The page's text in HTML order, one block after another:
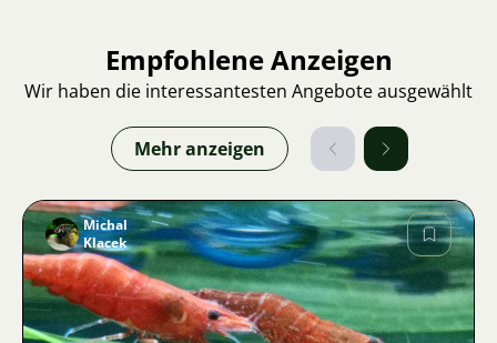
Empfohlene Anzeigen
Wir haben die interessantesten Angebote ausgewählt
Mehr anzeigen
Bild
Michal
Klacek